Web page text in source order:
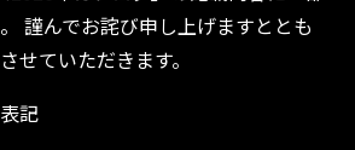
謹んでお詫び申し上げますととも
せていただきます。
記